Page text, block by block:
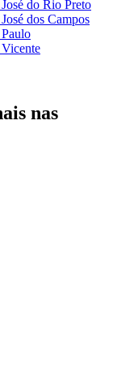
do Rio Preto
dos Campos
nas